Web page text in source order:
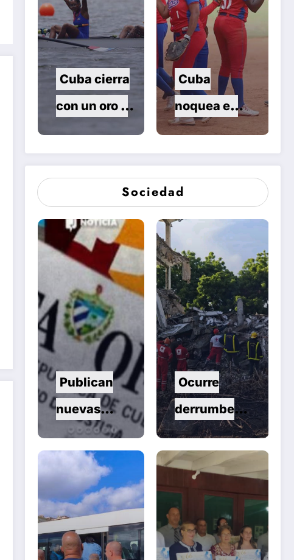
los Juegos
Centroameri
canos
Cuba cierra
con un oro y
dos plata el
2026
Cuba
noquea en
el sóftbol
Santo
Sociedad
Publican
nuevas
normas para
el
reordenamie
nto del
comercio
Ocurre
derrumbe
en el
municipio
Remedios